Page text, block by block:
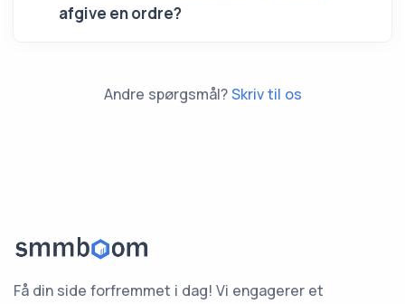
afgive en ordre?
Andre spørgsmål?Skriv til os
Få din side forfremmet i dag! Vi engagerer et